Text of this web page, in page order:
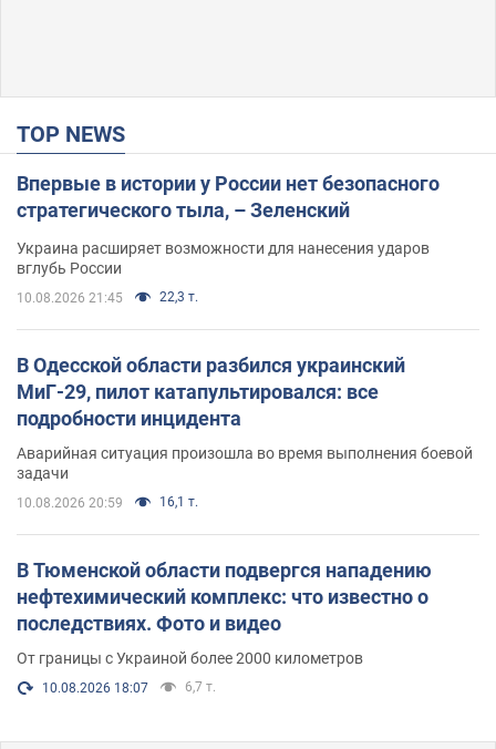
TOP NEWS
Впервые в истории у России нет безопасного
стратегического тыла, – Зеленский
Украина расширяет возможности для нанесения ударов
вглубь России
10.08.2026 21:45 22,3 т.
В Одесской области разбился украинский
МиГ-29, пилот катапультировался: все
подробности инцидента
Аварийная ситуация произошла во время выполнения боевой
задачи
10.08.2026 20:59 16,1 т.
В Тюменской области подвергся нападению
нефтехимический комплекс: что известно о
последствиях. Фото и видео
От границы с Украиной более 2000 километров
10.08.2026 18:07 6,7 т.